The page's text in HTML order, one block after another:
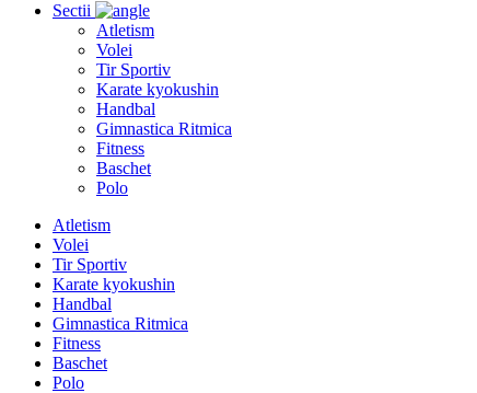
Sectii
Atletism
Volei
Tir Sportiv
Karate kyokushin
Handbal
Gimnastica Ritmica
Fitness
Baschet
Polo
Atletism
Volei
Tir Sportiv
Karate kyokushin
Handbal
Gimnastica Ritmica
Fitness
Baschet
Polo